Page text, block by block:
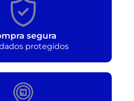
segura
protegidos